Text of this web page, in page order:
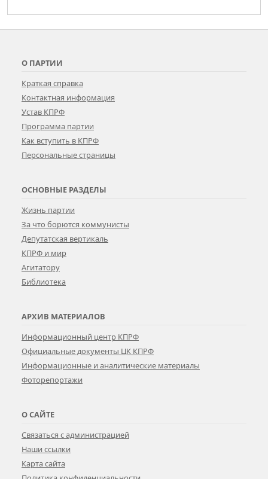
О ПАРТИИ
Краткая справка
Контактная информация
Устав КПРФ
Программа партии
Как вступить в КПРФ
Персональные страницы
ОСНОВНЫЕ РАЗДЕЛЫ
Жизнь партии
За что борются коммунисты
Депутатская вертикаль
КПРФ и мир
Агитатору
Библиотека
АРХИВ МАТЕРИАЛОВ
Информационный центр КПРФ
Официальные документы ЦК КПРФ
Информационные и аналитические материалы
Фоторепортажи
О САЙТЕ
Связаться с администрацией
Наши ссылки
Карта сайта